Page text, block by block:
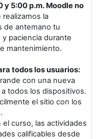
y 5:00 p.m. Moodle no
realizamos la
de antemano tu
paciencia durante
mantenimiento.
todos los usuarios:
con una nueva
todos los dispositivos.
el sitio con los
curso, las actividades
calificables desde